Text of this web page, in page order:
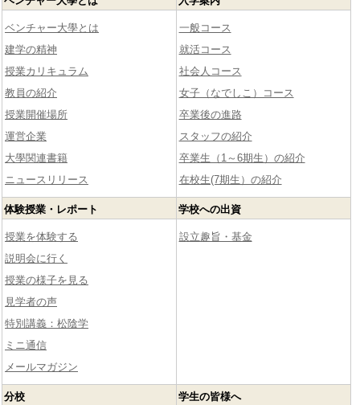
ベンチャー大學とは
建学の精神
授業カリキュラム
教員の紹介
授業開催場所
運営企業
大學関連書籍
ニュースリリース
一般コース
就活コース
社会人コース
女子（なでしこ）コース
卒業後の進路
スタッフの紹介
卒業生（1～6期生）の紹介
在校生(7期生）の紹介
体験授業・レポート
授業を体験する
説明会に行く
授業の様子を見る
見学者の声
特別講義：松陰学
ミニ通信
メールマガジン
学校への出資
設立趣旨・基金
分校 学生の皆様へ